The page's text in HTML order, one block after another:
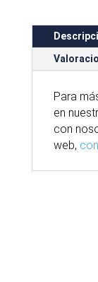
Para
en
con
web,